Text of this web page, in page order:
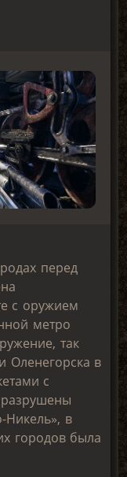
перед
с оружием
метро
так
Оленегорска в
с
Никель», в
городов была